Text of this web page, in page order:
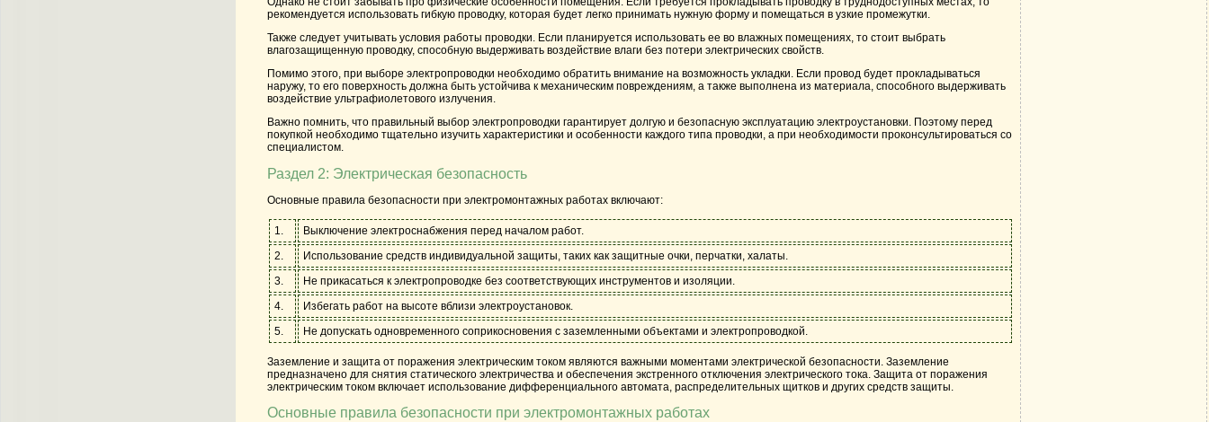
рекомендуется использовать гибкую проводку, которая будет легко принимать нужную форму и помещаться в узкие промежутки.
Также следует учитывать условия работы проводки. Если планируется использовать ее во влажных помещениях, то стоит выбрать
влагозащищенную проводку, способную выдерживать воздействие влаги без потери электрических свойств.
Помимо этого, при выборе электропроводки необходимо обратить внимание на возможность укладки. Если провод будет прокладываться
наружу, то его поверхность должна быть устойчива к механическим повреждениям, а также выполнена из материала, способного выдерживать
воздействие ультрафиолетового излучения.
Важно помнить, что правильный выбор электропроводки гарантирует долгую и безопасную эксплуатацию электроустановки. Поэтому перед
покупкой необходимо тщательно изучить характеристики и особенности каждого типа проводки, а при необходимости проконсультироваться со
специалистом.
Раздел 2: Электрическая безопасность
Основные правила безопасности при электромонтажных работах включают:
1.
Выключение электроснабжения перед началом работ.
2.
Использование средств индивидуальной защиты, таких как защитные очки, перчатки, халаты.
3.
Не прикасаться к электропроводке без соответствующих инструментов и изоляции.
4.
Избегать работ на высоте вблизи электроустановок.
5.
Не допускать одновременного соприкосновения с заземленными объектами и электропроводкой.
Заземление и защита от поражения электрическим током являются важными моментами электрической безопасности. Заземление
предназначено для снятия статического электричества и обеспечения экстренного отключения электрического тока. Защита от поражения
электрическим током включает использование дифференциального автомата, распределительных щитков и других средств защиты.
Основные правила безопасности при электромонтажных работах